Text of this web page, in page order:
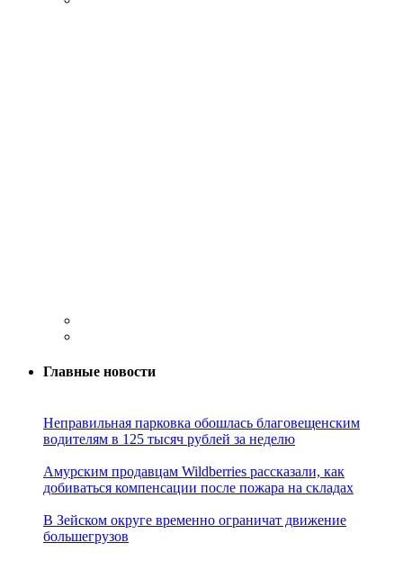
Главные новости
Неправильная парковка обошлась благовещенским
водителям в 125 тысяч рублей за неделю
Амурским продавцам Wildberries рассказали, как
добиваться компенсации после пожара на складах
В Зейском округе временно ограничат движение
большегрузов